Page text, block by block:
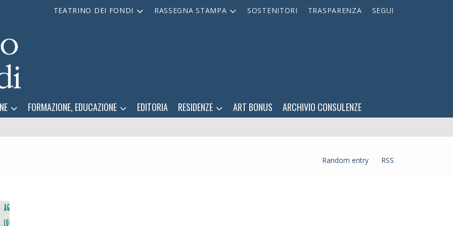
TEATRINO DEI FONDI RASSEGNA STAMPA SOSTENITORI TRASPARENZA SEGUI
FORMAZIONE, EDUCAZIONE EDITORIA RESIDENZE ART BONUS ARCHIVIO CONSULENZE
Random entry RSS